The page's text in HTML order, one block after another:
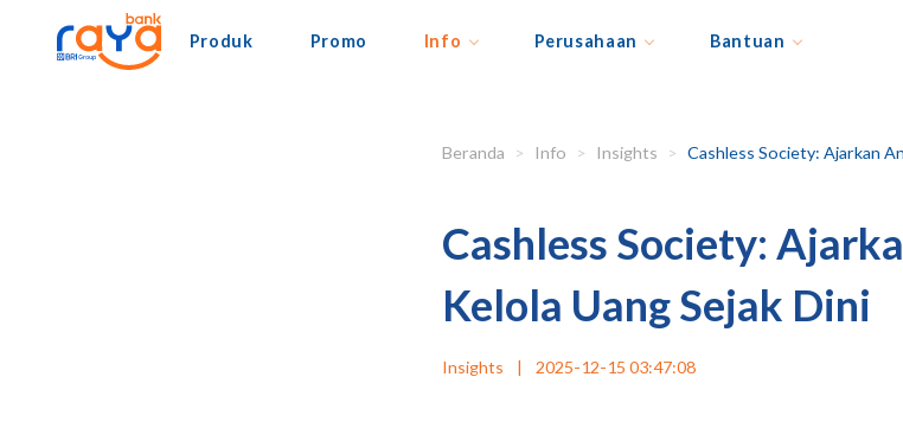
Produk Promo Info Perusahaan Bantuan
Beranda Info Insights Cashless Society: Ajarkan
Cashless Society:
Kelola Uang Sejak Dini
Insights | 2025-12-15 03:47:08